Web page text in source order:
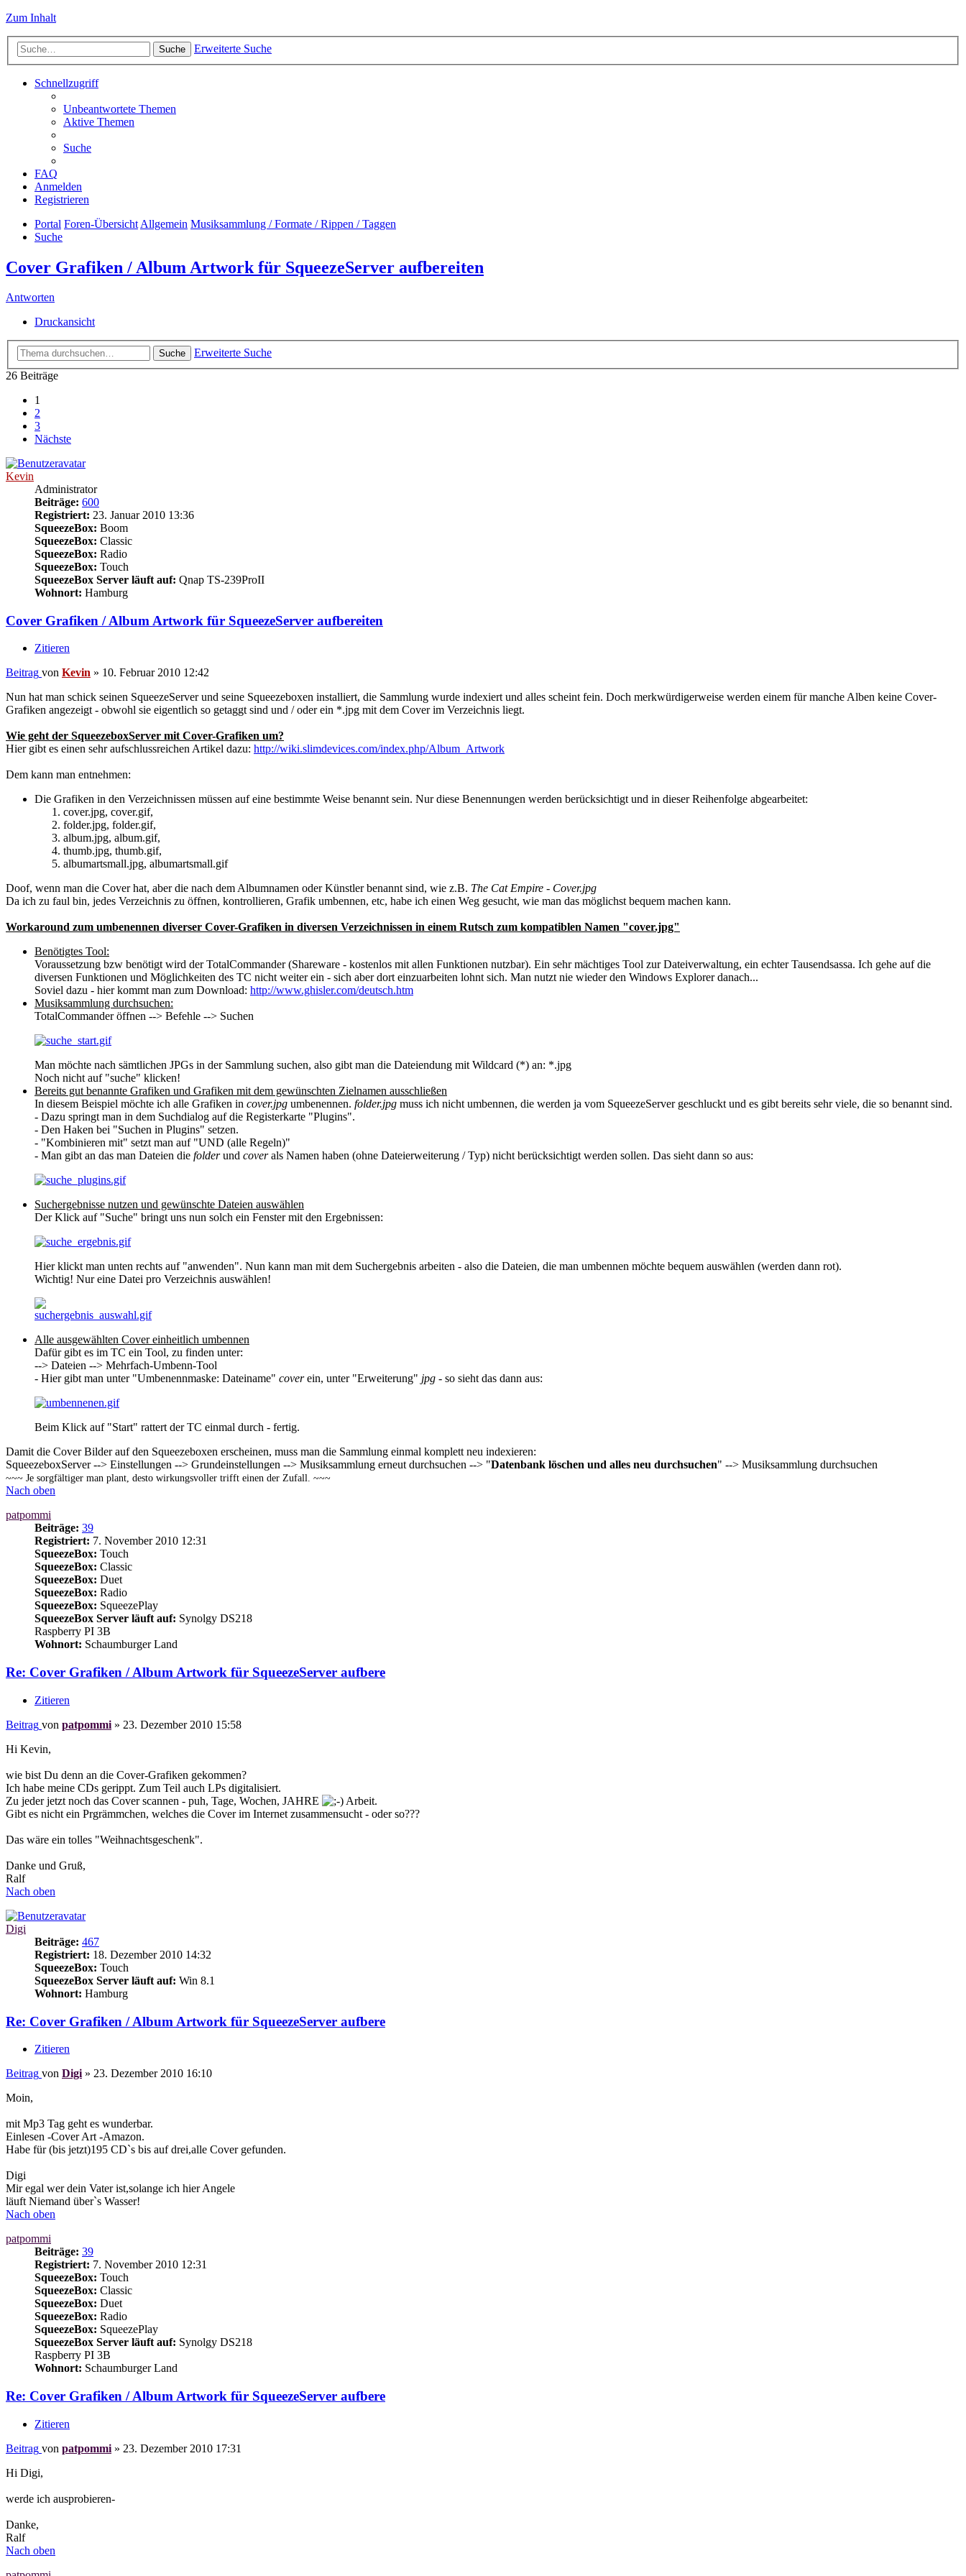
Zum Inhalt
Suche Erweiterte Suche
Schnellzugriff
Unbeantwortete Themen
Aktive Themen
Suche
FAQ
Anmelden
Registrieren
Portal Foren-Übersicht Allgemein Musiksammlung / Formate / Rippen / Taggen
Suche
Cover Grafiken / Album Artwork für SqueezeServer aufbereiten
Antworten
Druckansicht
Suche
Erweiterte Suche
26 Beiträge
1
2
3
Nächste
Kevin
Administrator
Beiträge: 600
Registriert: 23. Januar 2010 13:36
SqueezeBox: Boom
SqueezeBox: Classic
SqueezeBox: Radio
SqueezeBox: Touch
SqueezeBox Server läuft auf: Qnap TS-239ProII
Wohnort: Hamburg
Cover Grafiken / Album Artwork für SqueezeServer aufbereiten
Zitieren
Beitrag von Kevin » 10. Februar 2010 12:42
Nun hat man schick seinen SqueezeServer und seine Squeezeboxen installiert, die Sammlung wurde indexiert und alles scheint fein. Doch merkwürdigerweise werden einem für manche Alben keine Cover-
Grafiken angezeigt - obwohl sie eigentlich so getaggt sind und / oder ein *.jpg mit dem Cover im Verzeichnis liegt.
Wie geht der SqueezeboxServer mit Cover-Grafiken um?
Hier gibt es einen sehr aufschlussreichen Artikel dazu: http://wiki.slimdevices.com/index.php/Album_Artwork
Dem kann man entnehmen:
Die Grafiken in den Verzeichnissen müssen auf eine bestimmte Weise benannt sein. Nur diese Benennungen werden berücksichtigt und in dieser Reihenfolge abgearbeitet:
cover.jpg, cover.gif,
folder.jpg, folder.gif,
album.jpg, album.gif,
thumb.jpg, thumb.gif,
albumartsmall.jpg, albumartsmall.gif
Doof, wenn man die Cover hat, aber die nach dem Albumnamen oder Künstler benannt sind, wie z.B. The Cat Empire - Cover.jpg
Da ich zu faul bin, jedes Verzeichnis zu öffnen, kontrollieren, Grafik umbennen, etc, habe ich einen Weg gesucht, wie man das möglichst bequem machen kann.
Workaround zum umbenennen diverser Cover-Grafiken in diversen Verzeichnissen in einem Rutsch zum kompatiblen Namen "cover.jpg"
Benötigtes Tool:
Voraussetzung bzw benötigt wird der TotalCommander (Shareware - kostenlos mit allen Funktionen nutzbar). Ein sehr mächtiges Tool zur Dateiverwaltung, ein echter Tausendsassa. Ich gehe auf die
diversen Funktionen und Möglichkeiten des TC nicht weiter ein - sich aber dort einzuarbeiten lohnt sich. Man nutzt nie wieder den Windows Explorer danach...
Soviel dazu - hier kommt man zum Download: http://www.ghisler.com/deutsch.htm
Musiksammlung durchsuchen:
TotalCommander öffnen --> Befehle --> Suchen
Man möchte nach sämtlichen JPGs in der Sammlung suchen, also gibt man die Dateiendung mit Wildcard (*) an: *.jpg
Noch nicht auf "suche" klicken!
Bereits gut benannte Grafiken und Grafiken mit dem gewünschten Zielnamen ausschließen
In diesem Beispiel möchte ich alle Grafiken in cover.jpg umbenennen. folder.jpg muss ich nicht umbennen, die werden ja vom SqueezeServer geschluckt und es gibt bereits sehr viele, die so benannt sind.
- Dazu springt man in dem Suchdialog auf die Registerkarte "Plugins".
- Den Haken bei "Suchen in Plugins" setzen.
- "Kombinieren mit" setzt man auf "UND (alle Regeln)"
- Man gibt an das man Dateien die folderund coverals Namen haben (ohne Dateierweiterung / Typ) nicht berücksichtigt werden sollen. Das sieht dann so aus:
Suchergebnisse nutzen und gewünschte Dateien auswählen
Der Klick auf "Suche" bringt uns nun solch ein Fenster mit den Ergebnissen:
Hier klickt man unten rechts auf "anwenden". Nun kann man mit dem Suchergebnis arbeiten - also die Dateien, die man umbennen möchte bequem auswählen (werden dann rot).
Wichtig! Nur eine Datei pro Verzeichnis auswählen!
Alle ausgewählten Cover einheitlich umbennen
Dafür gibt es im TC ein Tool, zu finden unter:
--> Dateien --> Mehrfach-Umbenn-Tool
- Hier gibt man unter "Umbenennmaske: Dateiname" coverein, unter "Erweiterung" jpg - so sieht das dann aus:
Beim Klick auf "Start" rattert der TC einmal durch - fertig.
Damit die Cover Bilder auf den Squeezeboxen erscheinen, muss man die Sammlung einmal komplett neu indexieren:
SqueezeboxServer --> Einstellungen --> Grundeinstellungen --> Musiksammlung erneut durchsuchen --> "Datenbank löschen und alles neu durchsuchen" --> Musiksammlung durchsuchen
~~~ Je sorgfältiger man plant, desto wirkungsvoller trifft einen der Zufall. ~~~
Nach oben
patpommi
Beiträge: 39
Registriert: 7. November 2010 12:31
SqueezeBox: Touch
SqueezeBox: Classic
SqueezeBox: Duet
SqueezeBox: Radio
SqueezeBox: SqueezePlay
SqueezeBox Server läuft auf: Synolgy DS218
Raspberry PI 3B
Wohnort: Schaumburger Land
Re: Cover Grafiken / Album Artwork für SqueezeServer aufbere
Zitieren
Beitrag von patpommi » 23. Dezember 2010 15:58
Hi Kevin,
wie bist Du denn an die Cover-Grafiken gekommen?
Ich habe meine CDs gerippt. Zum Teil auch LPs digitalisiert.
Zu jeder jetzt noch das Cover scannen - puh, Tage, Wochen, JAHRE
Arbeit.
Gibt es nicht ein Prgrämmchen, welches die Cover im Internet zusammensucht - oder so???
Das wäre ein tolles "Weihnachtsgeschenk".
Danke und Gruß,
Ralf
Nach oben
Digi
Beiträge: 467
Registriert: 18. Dezember 2010 14:32
SqueezeBox: Touch
SqueezeBox Server läuft auf: Win 8.1
Wohnort: Hamburg
Re: Cover Grafiken / Album Artwork für SqueezeServer aufbere
Zitieren
Beitrag von Digi » 23. Dezember 2010 16:10
Moin,
mit Mp3 Tag geht es wunderbar.
Einlesen -Cover Art -Amazon.
Habe für (bis jetzt)195 CD`s bis auf drei,alle Cover gefunden.
Digi
Mir egal wer dein Vater ist,solange ich hier Angele
läuft Niemand über`s Wasser!
Nach oben
patpommi
Beiträge: 39
Registriert: 7. November 2010 12:31
SqueezeBox: Touch
SqueezeBox: Classic
SqueezeBox: Duet
SqueezeBox: Radio
SqueezeBox: SqueezePlay
SqueezeBox Server läuft auf: Synolgy DS218
Raspberry PI 3B
Wohnort: Schaumburger Land
Re: Cover Grafiken / Album Artwork für SqueezeServer aufbere
Zitieren
Beitrag von patpommi » 23. Dezember 2010 17:31
Hi Digi,
werde ich ausprobieren-
Danke,
Ralf
Nach oben